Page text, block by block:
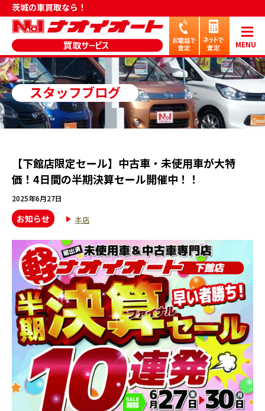
茨城の車買取なら！
MENU
スタッフブログ
【下館店限定セール】中古車・未使用車が大特
価！4日間の半期決算セール開催中！！
2025年6月27日
お知らせ 本店